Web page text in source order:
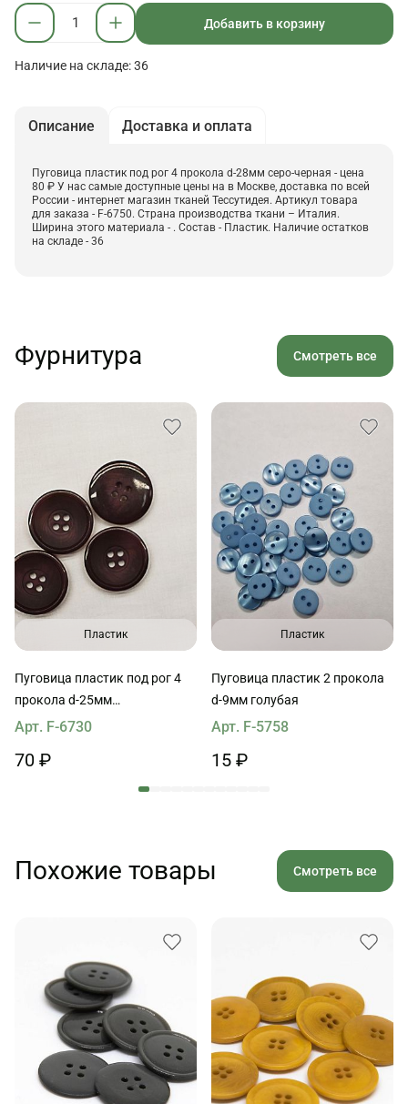
Добавить в корзину
Наличие на складе: 36
Описание Доставка и оплата
Пуговица пластик под рог 4 прокола d-28мм серо-черная - цена
80 ₽ У нас самые доступные цены на в Москве, доставка по всей
России - интернет магазин тканей Тессутидея. Артикул товара
для заказа - F-6750. Страна производства ткани – Италия.
Ширина этого материала - . Состав - Пластик. Наличие остатков
на складе - 36
Фурнитура Смотреть все
Пластик
Пуговица пластик под рог 4
прокола d-25мм
баклажановая
Арт. F-6730
70 ₽
Пластик
Пуговица пластик 2 прокола
d-9мм голубая
Арт. F-5758
15 ₽
Похожие товары Смотреть все